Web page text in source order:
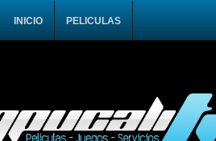
INICIO PELICULAS